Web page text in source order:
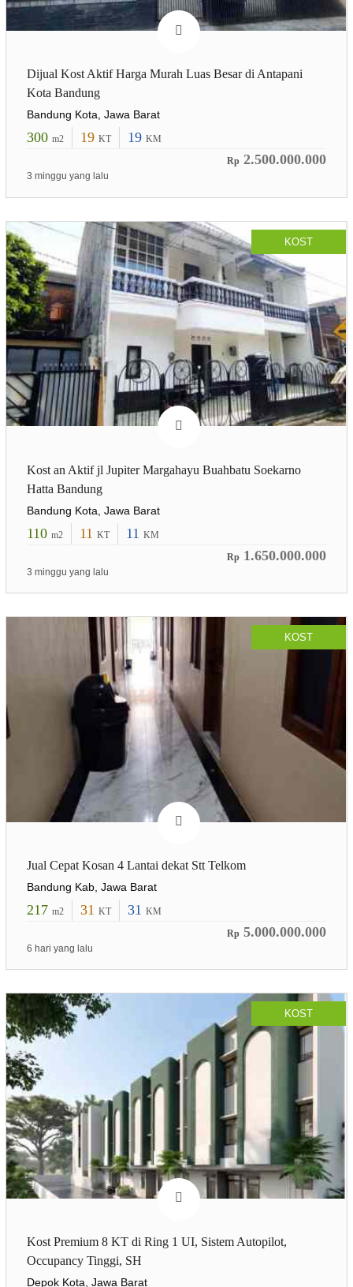
Dijual Kost Aktif Harga Murah Luas Besar di Antapani
Kota Bandung
Bandung Kota, Jawa Barat
300 m2 19 KT 19 KM
Rp 2.500.000.000
3 minggu yang lalu
KOST
Kost an Aktif jl Jupiter Margahayu Buahbatu Soekarno
Hatta Bandung
Bandung Kota, Jawa Barat
110 m2 11 KT 11 KM
Rp 1.650.000.000
3 minggu yang lalu
KOST
Jual Cepat Kosan 4 Lantai dekat Stt Telkom
Bandung Kab, Jawa Barat
217 m2 31 KT 31 KM
Rp 5.000.000.000
6 hari yang lalu
KOST
Kost Premium 8 KT di Ring 1 UI, Sistem Autopilot,
Occupancy Tinggi, SH
Depok Kota, Jawa Barat